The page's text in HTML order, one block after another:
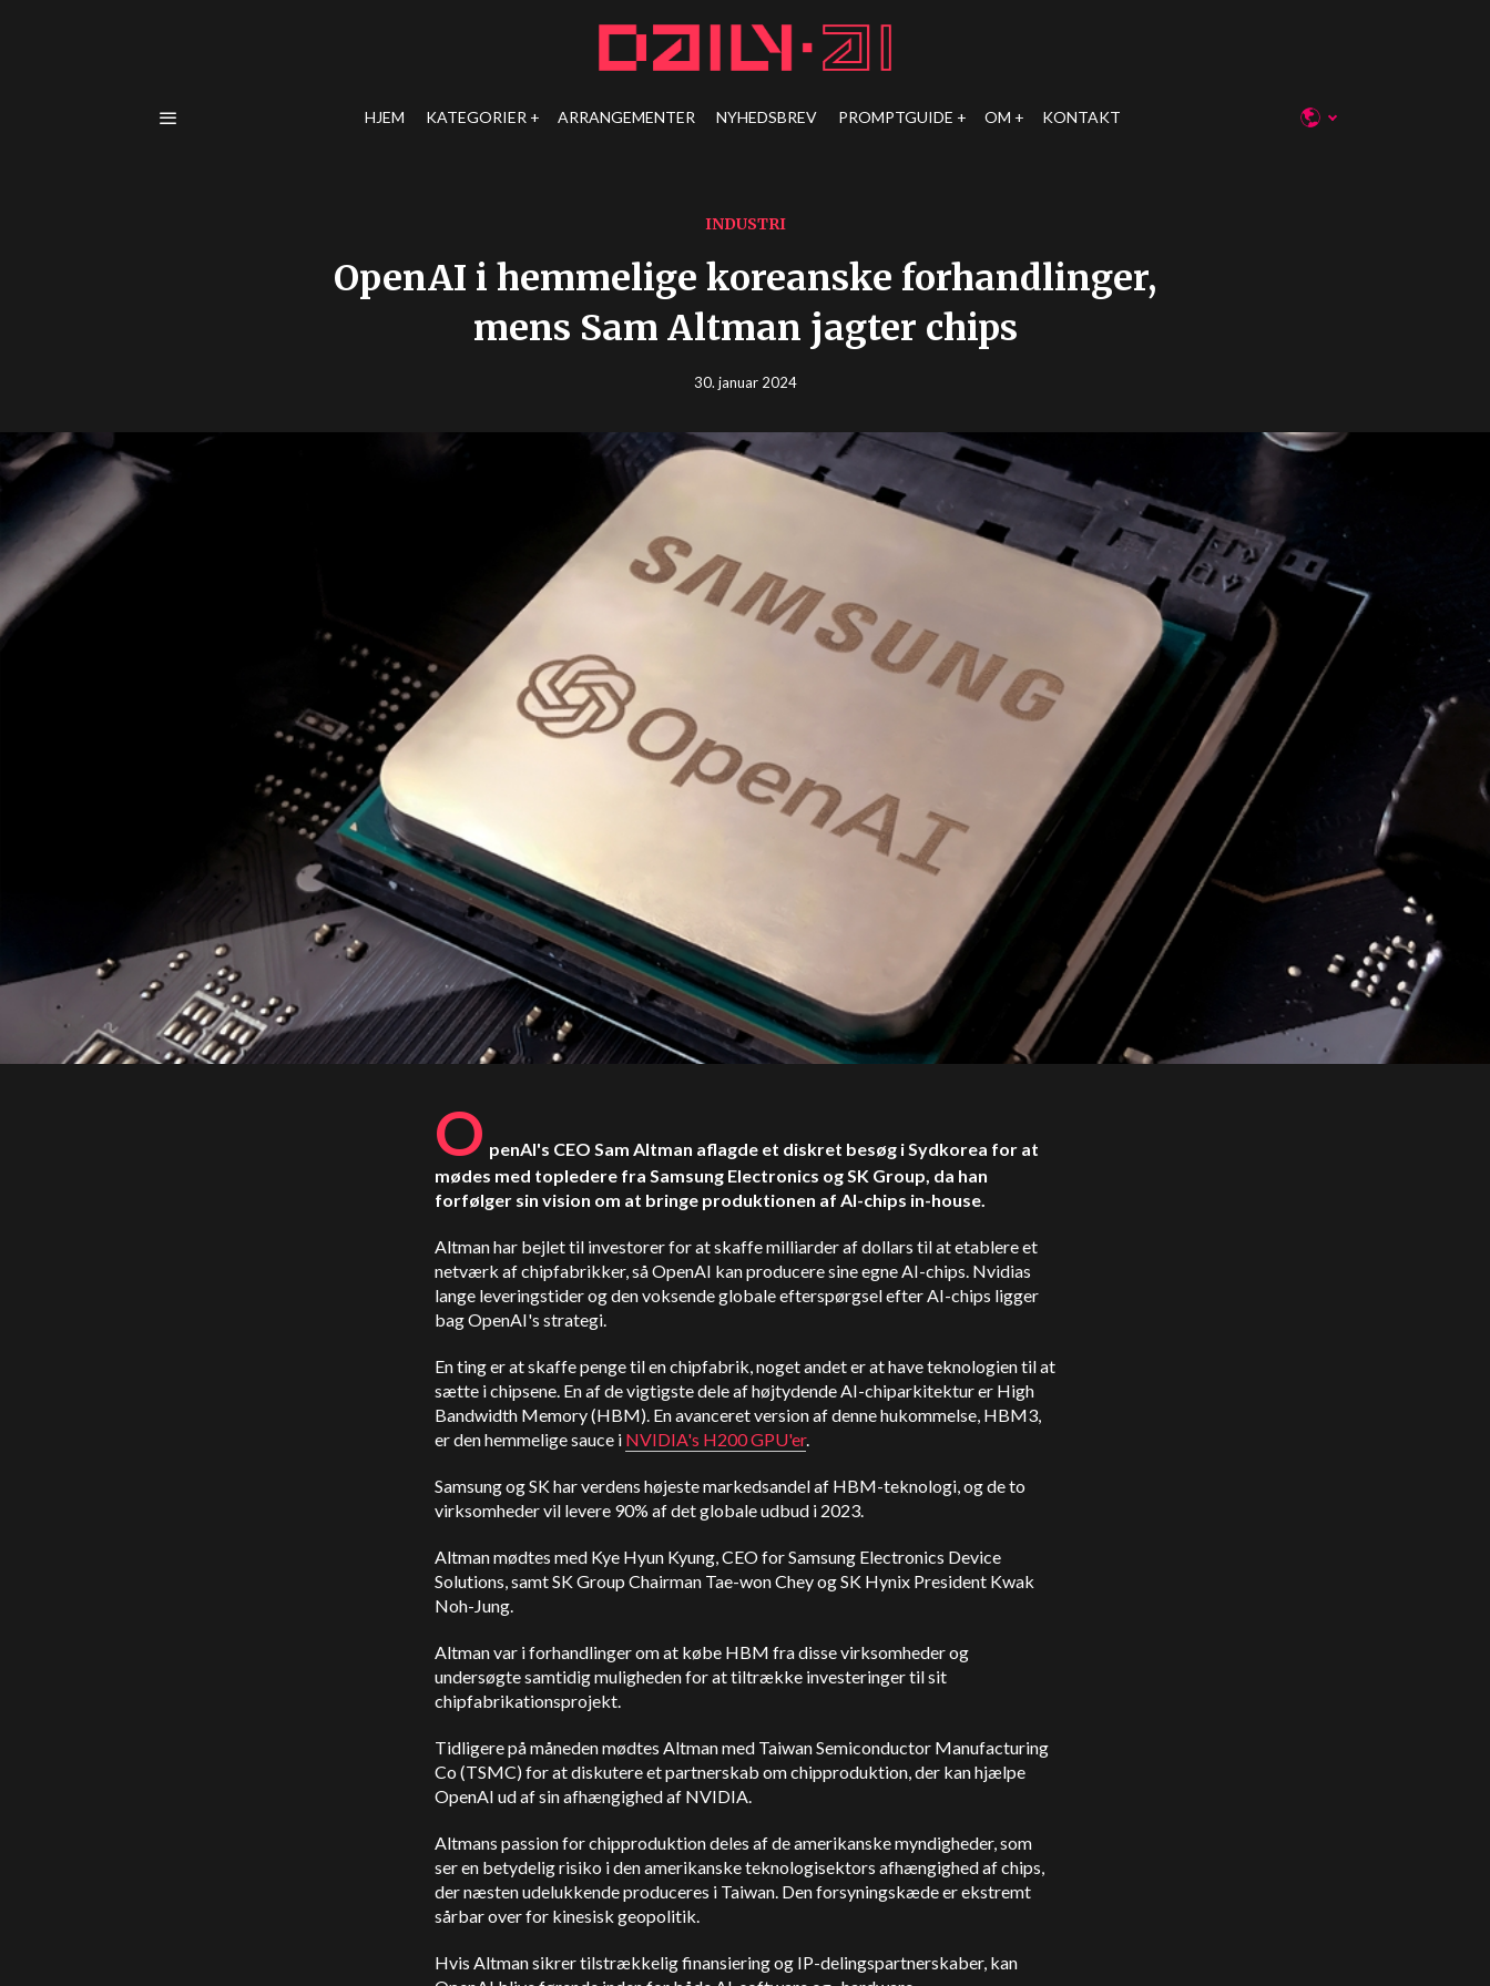
HJEM KATEGORIER ARRANGEMENTER NYHEDSBREV PROMPTGUIDE OM KONTAKT
INDUSTRI
OpenAI i hemmelige koreanske forhandlinger,
mens Sam Altman jagter chips
30. januar 2024
O penAI's CEO Sam Altman aflagde et diskret besøg i Sydkorea for at
mødes med topledere fra Samsung Electronics og SK Group, da han
forfølger sin vision om at bringe produktionen af AI-chips in-house.
Altman har bejlet til investorer for at skaffe milliarder af dollars til at etablere et
netværk af chipfabrikker, så OpenAI kan producere sine egne AI-chips. Nvidias
lange leveringstider og den voksende globale efterspørgsel efter AI-chips ligger
bag OpenAI's strategi.
En ting er at skaffe penge til en chipfabrik, noget andet er at have teknologien til at
sætte i chipsene. En af de vigtigste dele af højtydende AI-chiparkitektur er High
Bandwidth Memory (HBM). En avanceret version af denne hukommelse, HBM3,
er den hemmelige sauce i NVIDIA's H200 GPU'er.
Samsung og SK har verdens højeste markedsandel af HBM-teknologi, og de to
virksomheder vil levere 90% af det globale udbud i 2023.
Altman mødtes med Kye Hyun Kyung, CEO for Samsung Electronics Device
Solutions, samt SK Group Chairman Tae-won Chey og SK Hynix President Kwak
Noh-Jung.
Altman var i forhandlinger om at købe HBM fra disse virksomheder og
undersøgte samtidig muligheden for at tiltrække investeringer til sit
chipfabrikationsprojekt.
Tidligere på måneden mødtes Altman med Taiwan Semiconductor Manufacturing
Co (TSMC) for at diskutere et partnerskab om chipproduktion, der kan hjælpe
OpenAI ud af sin afhængighed af NVIDIA.
Altmans passion for chipproduktion deles af de amerikanske myndigheder, som
ser en betydelig risiko i den amerikanske teknologisektors afhængighed af chips,
der næsten udelukkende produceres i Taiwan. Den forsyningskæde er ekstremt
sårbar over for kinesisk geopolitik.
Hvis Altman sikrer tilstrækkelig finansiering og IP-delingspartnerskaber, kan